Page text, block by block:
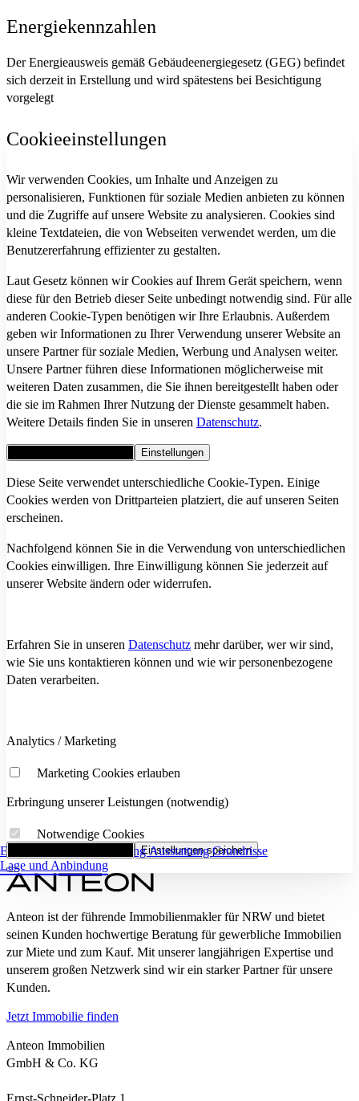
Eckdaten FlächenaufstellungAusstattungGrundrisse
Lage und Anbindung
Energiekennzahlen
Der Energieausweis gemäß Gebäudeenergiegesetz (GEG) befindet
sich derzeit in Erstellung und wird spätestens bei Besichtigung
vorgelegt
Cookieeinstellungen
Wir verwenden Cookies, um Inhalte und Anzeigen zu
personalisieren, Funktionen für soziale Medien anbieten zu können
und die Zugriffe auf unsere Website zu analysieren. Cookies sind
kleine Textdateien, die von Webseiten verwendet werden, um die
Benutzererfahrung effizienter zu gestalten.
Laut Gesetz können wir Cookies auf Ihrem Gerät speichern, wenn
diese für den Betrieb dieser Seite unbedingt notwendig sind. Für alle
anderen Cookie-Typen benötigen wir Ihre Erlaubnis. Außerdem
geben wir Informationen zu Ihrer Verwendung unserer Website an
unsere Partner für soziale Medien, Werbung und Analysen weiter.
Unsere Partner führen diese Informationen möglicherweise mit
weiteren Daten zusammen, die Sie ihnen bereitgestellt haben oder
die sie im Rahmen Ihrer Nutzung der Dienste gesammelt haben.
Weitere Details finden Sie in unseren Datenschutz.
Einstellungen
Diese Seite verwendet unterschiedliche Cookie-Typen. Einige
Cookies werden von Drittparteien platziert, die auf unseren Seiten
erscheinen.
Nachfolgend können Sie in die Verwendung von unterschiedlichen
Cookies einwilligen. Ihre Einwilligung können Sie jederzeit auf
unserer Website ändern oder widerrufen.
Erfahren Sie in unseren Datenschutz mehr darüber, wer wir sind,
wie Sie uns kontaktieren können und wie wir personenbezogene
Daten verarbeiten.
Analytics / Marketing
Marketing Cookies erlauben
Erbringung unserer Leistungen (notwendig)
Notwendige Cookies
Einstellungen speichern
Anteon ist der führende Immobilienmakler für NRW und bietet
seinen Kunden hochwertige Beratung für gewerbliche Immobilien
zur Miete und zum Kauf. Mit unserer langjährigen Expertise und
unserem großen Netzwerk sind wir ein starker Partner für unsere
Kunden.
Jetzt Immobilie finden
Anteon Immobilien
GmbH & Co. KG
Ernst-Schneider-Platz 1